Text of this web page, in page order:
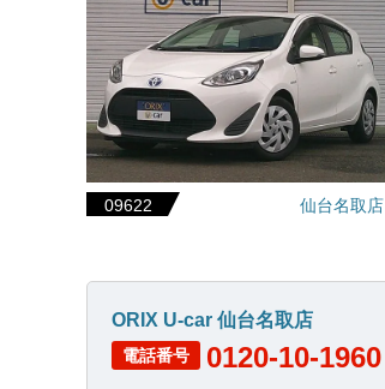
09622 仙台名取店
ORIX U-car 仙台名取店
電話番号 0120-10-1960